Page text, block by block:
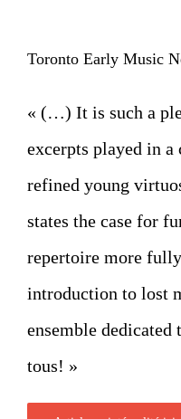
Toronto Early Music
« (…) It is such a
excerpts played in a
refined young
states the case for
repertoire more
introduction to lost
ensemble
tous! »